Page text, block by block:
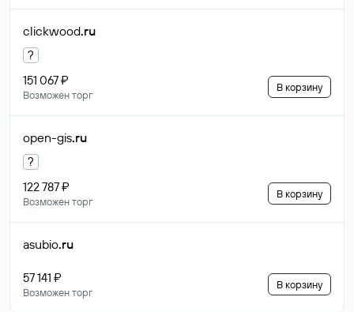
clickwood.ru
?
151 067 ₽
Возможен торг
В корзину
open-gis.ru
?
122 787 ₽
Возможен торг
В корзину
asubio.ru
57 141 ₽
Возможен торг
В корзину